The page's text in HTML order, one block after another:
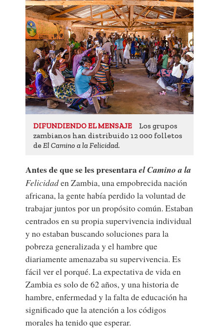
DIFUNDIENDO EL MENSAJE
Los grupos
zambianos han distribuido 12 000 folletos
deEl Camino a la Felicidad.
Antes de que se les presentarael Camino a la
Felicidaden Zambia, una empobrecida nación
africana, la gente había perdido la voluntad de
trabajar juntos por un propósito común. Estaban
centrados en su propia supervivencia individual
y no estaban buscando soluciones para la
pobreza generalizada y el hambre que
diariamente amenazaba su supervivencia. Es
fácil ver el porqué. La expectativa de vida en
Zambia es solo de 62 años, y una historia de
hambre, enfermedad y la falta de educación ha
significado que la atención a los códigos
morales ha tenido que esperar.